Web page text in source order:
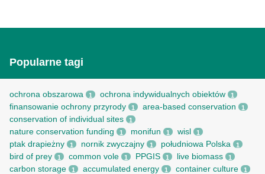
Popularne tagi
ochrona obszarowa 1 ochrona indywidualnych obiektów 1
finansowanie ochrony przyrody 1 area-based conservation 1
conservation of individual sites 1
nature conservation funding 1 monifun 1 wisl 1
ptak drapieżny 1 nornik zwyczajny 1 południowa Polska 1
bird of prey 1 common vole 1 PPGIS 1 live biomass 1
carbon storage 1 accumulated energy 1 container culture 1